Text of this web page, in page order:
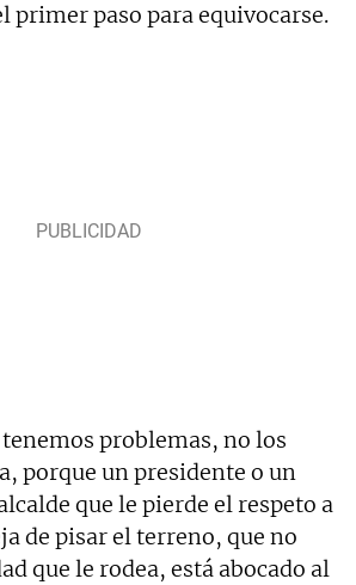
primer paso para equivocarse.
problemas, no los
porque un presidente o un
que le pierde el respeto a
de pisar el terreno, que no
que le rodea, está abocado al